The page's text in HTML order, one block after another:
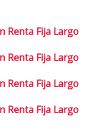
Renta Fija Largo
Renta Fija Largo
Renta Fija Largo
Renta Fija Largo